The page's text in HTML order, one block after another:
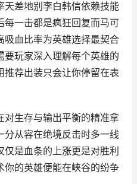
天差地别李白韩信依赖技能
每一击都是疯狂回复而马可
吸血比率为英雄选择最契合
要玩家深入理解每个英雄的
荐出装只会让你停留在表
对生存与输出平衡的精准拿
分从容在绝境反击时多一线
是血条的上涨更是对胜利
你的英雄便能在峡谷的纷争